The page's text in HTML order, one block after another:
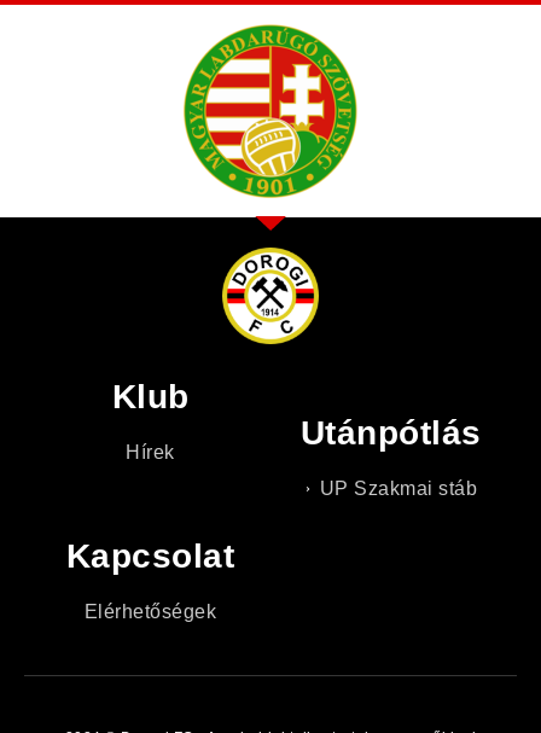
Klub
Hírek
Utánpótlás
UP Szakmai stáb
Kapcsolat
Elérhetőségek